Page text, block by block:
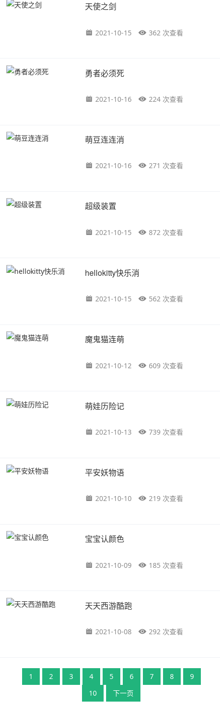
天使之剑
2021-10-15 362 次查看
勇者必须死
2021-10-16 224 次查看
萌豆连连消
2021-10-16 271 次查看
超级装置
2021-10-15 872 次查看
hellokitty快乐消
2021-10-15 562 次查看
魔鬼猫连萌
2021-10-12 609 次查看
萌娃历险记
2021-10-13 739 次查看
平安妖物语
2021-10-10 219 次查看
宝宝认颜色
2021-10-09 185 次查看
天天西游酷跑
2021-10-08 292 次查看
1 2 3 4 5 6 7 8
9
10
下一页